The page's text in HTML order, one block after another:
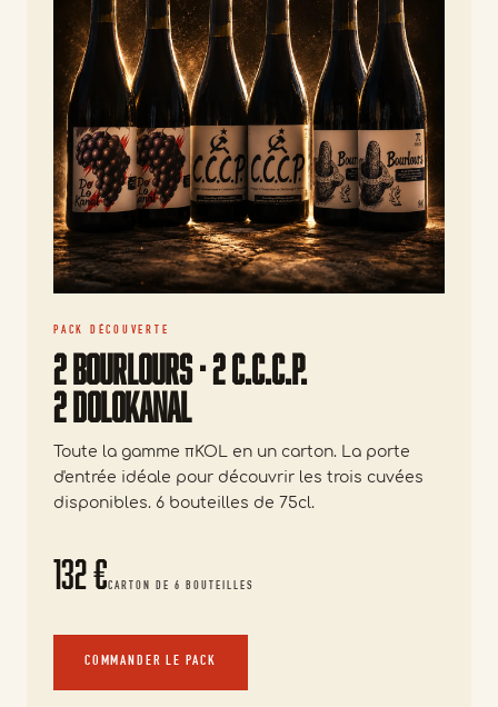
PACK DÉCOUVERTE
2 Bourlours · 2 C.C.C.P.
2 Dolokanal
Toute la gamme πKOL en un carton. La porte
d'entrée idéale pour découvrir les trois cuvées
disponibles. 6 bouteilles de 75cl.
132 €CARTON DE 6 BOUTEILLES
COMMANDER LE PACK